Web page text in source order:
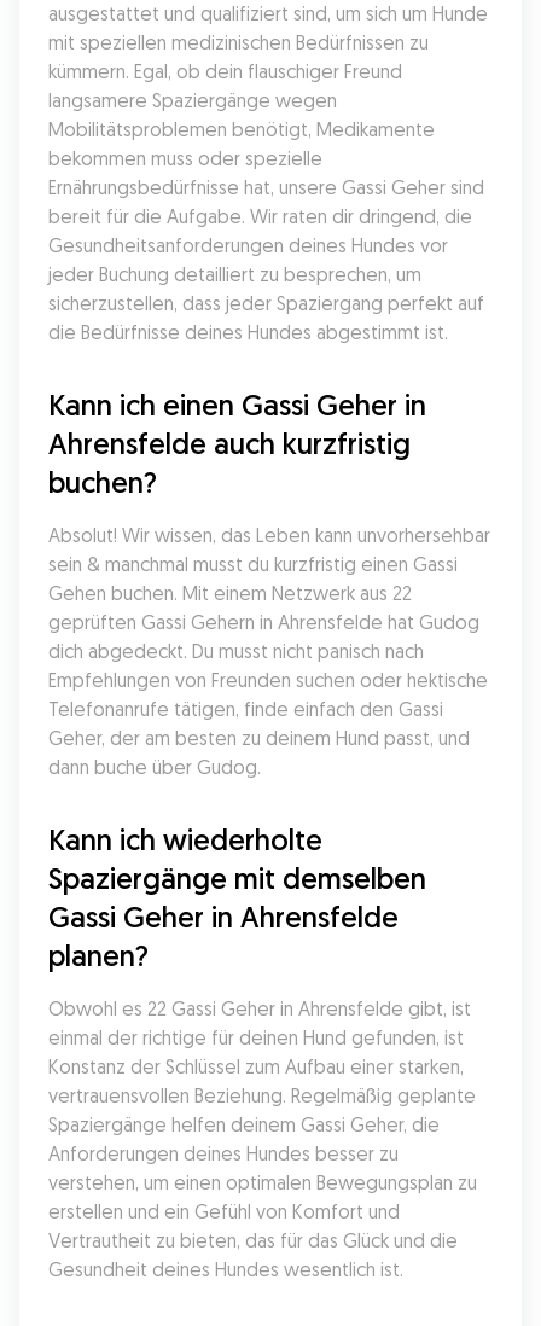
ausgestattet und qualifiziert sind, um sich um Hunde
mit speziellen medizinischen Bedürfnissen zu
kümmern. Egal, ob dein flauschiger Freund
langsamere Spaziergänge wegen
Mobilitätsproblemen benötigt, Medikamente
bekommen muss oder spezielle
Ernährungsbedürfnisse hat, unsere Gassi Geher sind
bereit für die Aufgabe. Wir raten dir dringend, die
Gesundheitsanforderungen deines Hundes vor
jeder Buchung detailliert zu besprechen, um
sicherzustellen, dass jeder Spaziergang perfekt auf
die Bedürfnisse deines Hundes abgestimmt ist.
Kann ich einen Gassi Geher in
Ahrensfelde auch kurzfristig
buchen?
Absolut! Wir wissen, das Leben kann unvorhersehbar
sein & manchmal musst du kurzfristig einen Gassi
Gehen buchen. Mit einem Netzwerk aus 22
geprüften Gassi Gehern in Ahrensfelde hat Gudog
dich abgedeckt. Du musst nicht panisch nach
Empfehlungen von Freunden suchen oder hektische
Telefonanrufe tätigen, finde einfach den Gassi
Geher, der am besten zu deinem Hund passt, und
dann buche über Gudog.
Kann ich wiederholte
Spaziergänge mit demselben
Gassi Geher in Ahrensfelde
planen?
Obwohl es 22 Gassi Geher in Ahrensfelde gibt, ist
einmal der richtige für deinen Hund gefunden, ist
Konstanz der Schlüssel zum Aufbau einer starken,
vertrauensvollen Beziehung. Regelmäßig geplante
Spaziergänge helfen deinem Gassi Geher, die
Anforderungen deines Hundes besser zu
verstehen, um einen optimalen Bewegungsplan zu
erstellen und ein Gefühl von Komfort und
Vertrautheit zu bieten, das für das Glück und die
Gesundheit deines Hundes wesentlich ist.